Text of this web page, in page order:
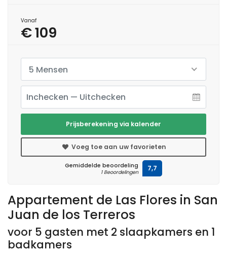
Appartement de Las Flores in San
Juan de los Terreros
voor 5 gasten met 2 slaapkamers en 1
badkamers
Vanaf
€ 109
5 Mensen
Prijsberekening via kalender
Voeg toe aan uw favorieten
Gemiddelde beoordeling
1 Beoordelingen 7,7